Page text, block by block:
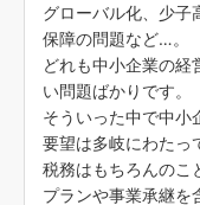
グローバル化、少子
保障の問題など…。
どれも中小企業の経
い問題ばかりです。
そういった中で中小
要望は多岐にわたっ
税務はもちろんのこ
プランや事業承継を